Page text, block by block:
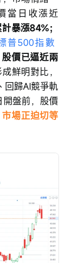
當日收漲近
暴漲84%；
普500指數
價已逼近兩
鮮明對比，
回歸AI競爭軌
開盤前，股價
市場正迫切等